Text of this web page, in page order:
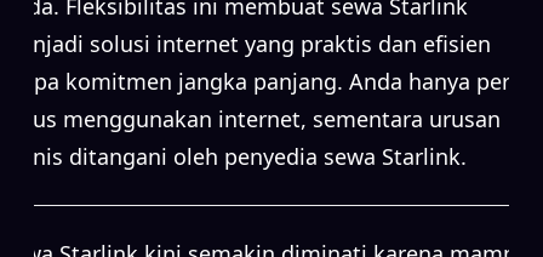
menjadi solusi internet yang praktis dan efisien
tanpa komitmen jangka panjang. Anda hanya perlu
fokus menggunakan internet, sementara urusan
teknis ditangani oleh penyedia sewa Starlink.